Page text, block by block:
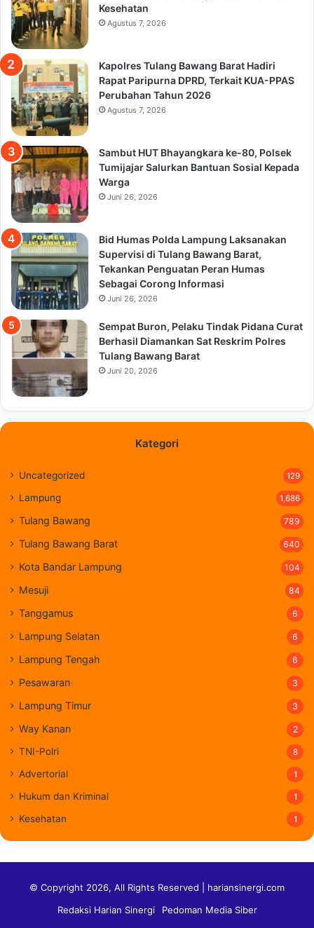
Kesehatan
Agustus 7, 2026
Kapolres Tulang Bawang Barat Hadiri
Rapat Paripurna DPRD, Terkait KUA-PPAS
Perubahan Tahun 2026
Agustus 7, 2026
Sambut HUT Bhayangkara ke-80, Polsek
Tumijajar Salurkan Bantuan Sosial Kepada
Warga
Juni 26, 2026
Bid Humas Polda Lampung Laksanakan
Supervisi di Tulang Bawang Barat,
Tekankan Penguatan Peran Humas
Sebagai Corong Informasi
Juni 26, 2026
Sempat Buron, Pelaku Tindak Pidana Curat
Berhasil Diamankan Sat Reskrim Polres
Tulang Bawang Barat
Juni 20, 2026
Kategori
Uncategorized 129
Lampung 1,686
Tulang Bawang 789
Tulang Bawang Barat 640
Kota Bandar Lampung 104
Mesuji 84
Tanggamus 6
Lampung Selatan 6
Lampung Tengah 6
Pesawaran 3
Lampung Timur 3
Way Kanan 2
TNI-Polri 8
Advertorial 1
Hukum dan Kriminal 1
Kesehatan 1
© Copyright 2026, All Rights Reserved | hariansinergi.com
Redaksi Harian Sinergi
Pedoman Media Siber